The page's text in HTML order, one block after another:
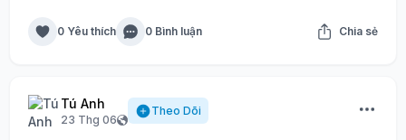
0 Yêu thích 0 Bình luận Chia sẻ
Tú Anh
23 Thg 06
Theo Dõi